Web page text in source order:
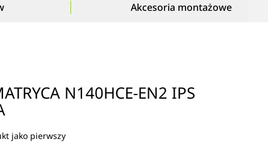
Akcesoria montażowe
N140HCE-EN2 IPS
jako pierwszy